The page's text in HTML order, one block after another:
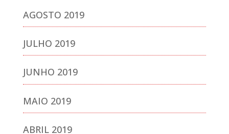
AGOSTO 2019
JULHO 2019
JUNHO 2019
MAIO 2019
ABRIL 2019